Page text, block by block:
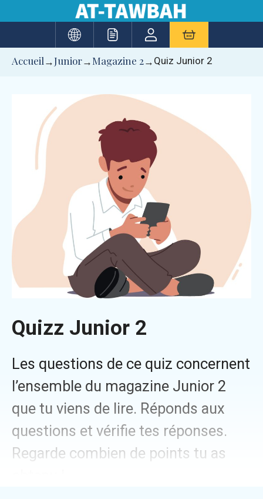
au
Accueil →Junior→ Magazine 2→ Quiz Junior 2
Quizz Junior 2
Les questions de ce quiz concernent
l’ensemble du magazine Junior 2
que tu viens de lire. Réponds aux
questions et vérifie tes réponses.
Regarde combien de points tu as